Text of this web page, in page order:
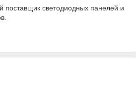
поставщик светодиодных панелей и